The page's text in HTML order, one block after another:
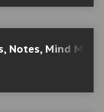
Notes, Mind Map